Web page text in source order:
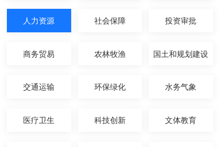
人力资源 社会保障 投资审批
商务贸易 农林牧渔 国土和规划建设
交通运输 环保绿化 水务气象
医疗卫生 科技创新 文体教育